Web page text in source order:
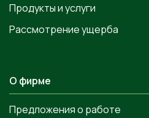
Продукты и услуги
Рассмотрение ущерба
О фирме
Предложения о работе